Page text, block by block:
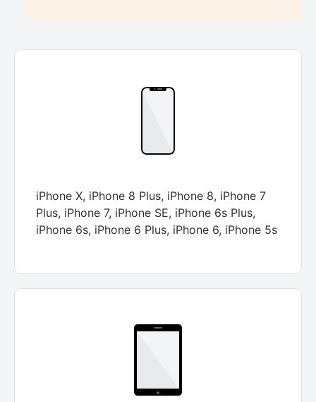
iPhone X, iPhone 8 Plus, iPhone 8, iPhone 7
Plus, iPhone 7, iPhone SE, iPhone 6s Plus,
iPhone 6s, iPhone 6 Plus, iPhone 6, iPhone 5s